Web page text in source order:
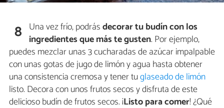
8 Una vez frío, podrásdecorar tu budín con los
ingredientes que más te gusten. Por ejemplo,
puedes mezclar unas 3 cucharadas de azúcar impalpable
con unas gotas de jugo de limón y agua hasta obtener
una consistencia cremosa y tener tuglaseado de limón
listo. Decora con unos frutos secos y disfruta de este
delicioso budín de frutos secos. ¡Listo para comer! ¿Qué